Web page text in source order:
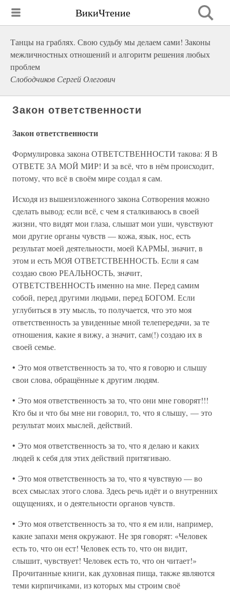
ВикиЧтение
Танцы на граблях. Свою судьбу мы делаем сами! Законы
межличностных отношений и алгоритм решения любых
проблем
Слободчиков Сергей Олегович
Закон ответственности
Закон ответственности
Формулировка закона ОТВЕТСТВЕННОСТИ такова: Я В
ОТВЕТЕ ЗА МОЙ МИР! И за всё, что в нём происходит,
потому, что всё в своём мире создал я сам.
Исходя из вышеизложенного закона Сотворения можно
сделать вывод: если всё, с чем я сталкиваюсь в своей
жизни, что видят мои глаза, слышат мои уши, чувствуют
мои другие органы чувств — кожа, язык, нос, есть
результат моей деятельности, моей КАРМЫ, значит, в
этом и есть МОЯ ОТВЕТСТВЕННОСТЬ. Если я сам
создаю свою РЕАЛЬНОСТЬ, значит,
ОТВЕТСТВЕННОСТЬ именно на мне. Перед самим
собой, перед другими людьми, перед БОГОМ. Если
углубиться в эту мысль, то получается, что это моя
ответственность за увиденные мной телепередачи, за те
отношения, какие я вижу, а значит, сам(!) создаю их в
своей семье.
• Это моя ответственность за то, что я говорю и слышу
свои слова, обращённые к другим людям.
• Это моя ответственность за то, что они мне говорят!!!
Кто бы и что бы мне ни говорил, то, что я слышу, — это
результат моих мыслей, действий.
• Это моя ответственность за то, что я делаю и каких
людей к себя для этих действий притягиваю.
• Это моя ответственность за то, что я чувствую — во
всех смыслах этого слова. Здесь речь идёт и о внутренних
ощущениях, и о деятельности органов чувств.
• Это моя ответственность за то, что я ем или, например,
какие запахи меня окружают. Не зря говорят: «Человек
есть то, что он ест! Человек есть то, что он видит,
слышит, чувствует! Человек есть то, что он читает!»
Прочитанные книги, как духовная пища, также являются
теми кирпичиками, из которых мы строим своё